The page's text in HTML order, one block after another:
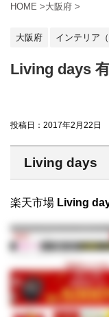
HOME >大阪府 >
大阪府 インテリア
Living days
投稿日： 2017年2月22日
Living days
楽天市場 Living